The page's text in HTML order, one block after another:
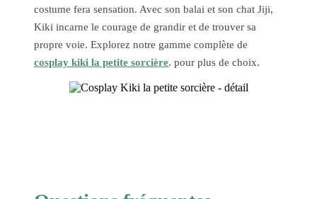
costume fera sensation. Avec son balai et son chat Jiji,
Kiki incarne le courage de grandir et de trouver sa
propre voie. Explorez notre gamme complète de
cosplay kiki la petite sorcière. pour plus de choix.